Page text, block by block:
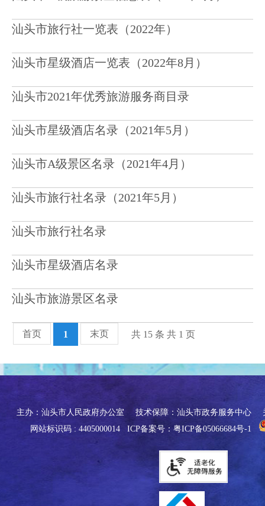
汕头市旅行社一览表（2022年）
汕头市星级酒店一览表（2022年8月）
汕头市2021年优秀旅游服务商目录
汕头市星级酒店名录（2021年5月）
汕头市A级景区名录（2021年4月）
汕头市旅行社名录（2021年5月）
汕头市旅行社名录
汕头市星级酒店名录
汕头市旅游景区名录
首页 1 末页 共 15 条 共 1 页
主办：汕头市人民政府办公室 技术保障：汕头市政务服务中心
网站标识码 : 4405000014 ICP备案号：粤ICP备05066684号-1